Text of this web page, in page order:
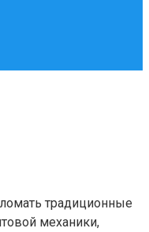
традиционные
механики,